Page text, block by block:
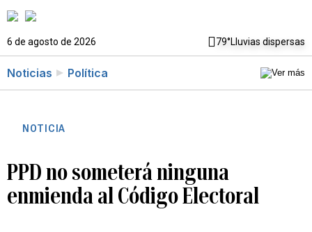
6 de agosto de 2026 79°Lluvias dispersas
Noticias Política
NOTICIA
PPD no someterá ninguna
enmienda al Código Electoral